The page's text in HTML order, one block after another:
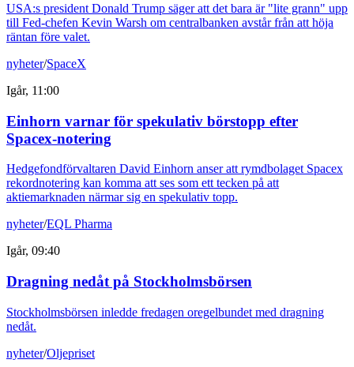
USA:s president Donald Trump säger att det bara är "lite grann" upp
till Fed-chefen Kevin Warsh om centralbanken avstår från att höja
räntan före valet.
nyheter/SpaceX
Igår, 11:00
Einhorn varnar för spekulativ börstopp efter
Spacex-notering
Hedgefondförvaltaren David Einhorn anser att rymdbolaget Spacex
rekordnotering kan komma att ses som ett tecken på att
aktiemarknaden närmar sig en spekulativ topp.
nyheter/EQL Pharma
Igår, 09:40
Dragning nedåt på Stockholmsbörsen
Stockholmsbörsen inledde fredagen oregelbundet med dragning
nedåt.
nyheter/Oljepriset